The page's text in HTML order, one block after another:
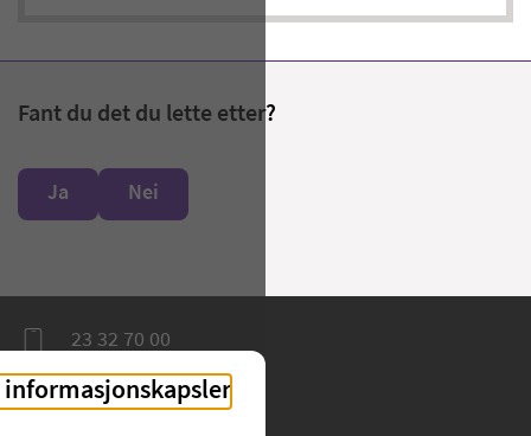
Fant du det du lette etter?
Ja Nei